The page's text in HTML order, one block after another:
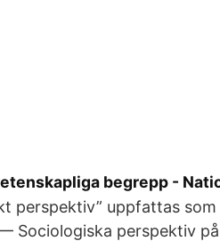
begrepp -
perspektiv” uppfattas
Sociologiska perspektiv